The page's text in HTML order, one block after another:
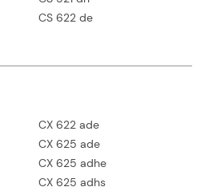
CS 622 de
CX 622 ade
CX 625 ade
CX 625 adhe
CX 625 adhs